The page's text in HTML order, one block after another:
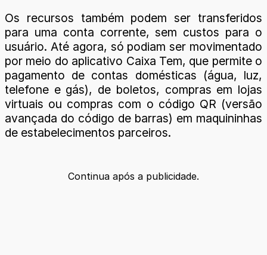
Os recursos também podem ser transferidos
para uma conta corrente, sem custos para o
usuário. Até agora, só podiam ser movimentado
por meio do aplicativo Caixa Tem, que permite o
pagamento de contas domésticas (água, luz,
telefone e gás), de boletos, compras em lojas
virtuais ou compras com o código QR (versão
avançada do código de barras) em maquininhas
de estabelecimentos parceiros.
Continua após a publicidade.